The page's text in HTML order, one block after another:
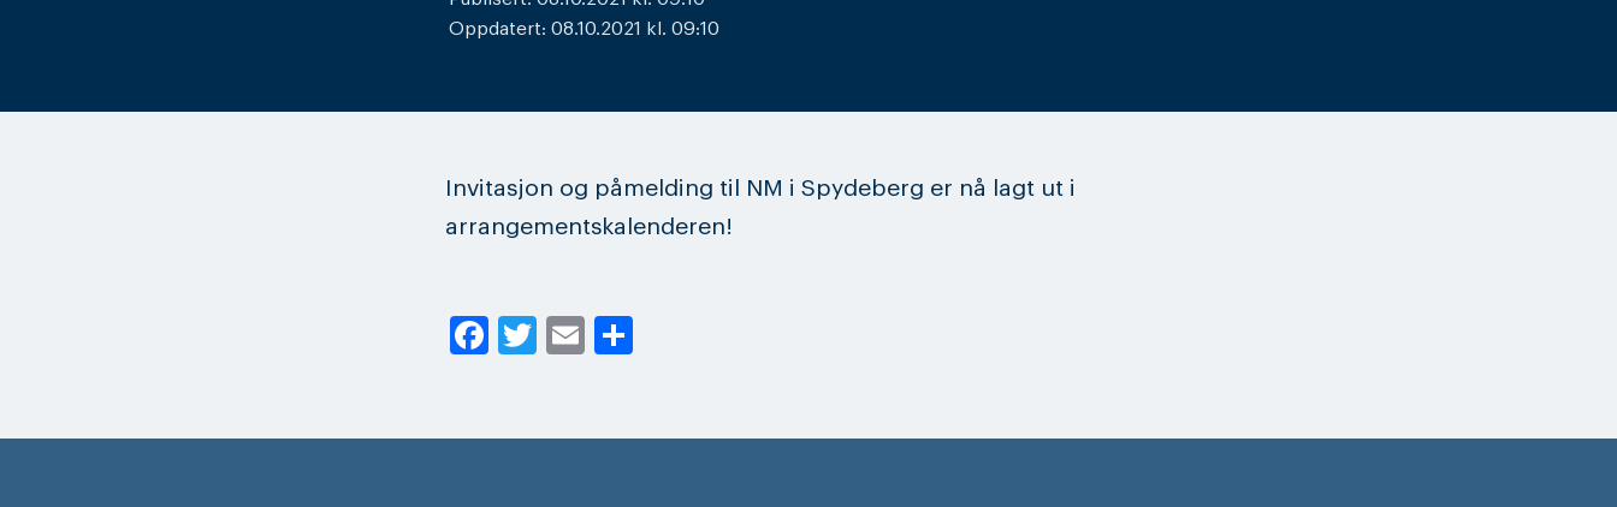
Oppdatert: 08.10.2021 kl. 09:10
Invitasjon og påmelding til NM i Spydeberg er nå lagt ut i
arrangementskalenderen!
Facebook
Twitter
Email